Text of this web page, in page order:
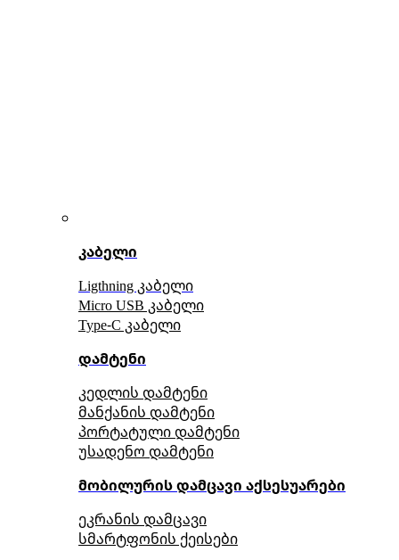
კაბელი
Ligthning კაბელი
Micro USB კაბელი
Type-C კაბელი
დამტენი
კედლის დამტენი
მანქანის დამტენი
პორტატული დამტენი
უსადენო დამტენი
მობილურის დამცავი აქსესუარები
ეკრანის დამცავი
სმარტფონის ქეისები